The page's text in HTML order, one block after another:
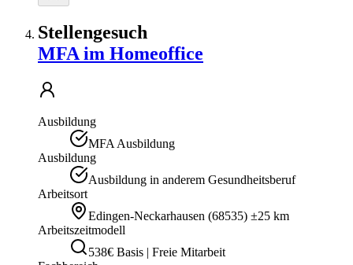
Stellengesuch
MFA im Homeoffice
Ausbildung
MFA Ausbildung
Ausbildung
Ausbildung in anderem Gesundheitsberuf
Arbeitsort
Edingen-Neckarhausen (68535) ±25 km
Arbeitszeitmodell
538€ Basis | Freie Mitarbeit